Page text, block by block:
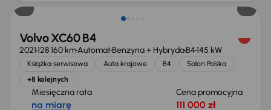
Volvo XC60 B4
2021128 160 kmAutomatBenzyna + HybrydaB4145 kW
Książka serwisowa Auta krajowe B4
Salon Polska
+8 kolejnych
Miesięczna rata
na miarę
Cena promocyjna
111 000 zł